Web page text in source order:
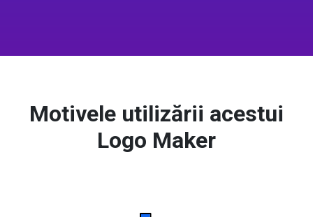
Motivele utilizării acestui
Logo Maker